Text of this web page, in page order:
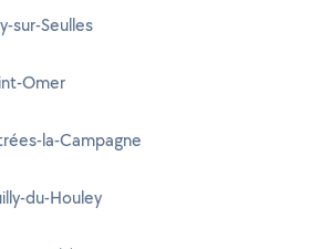
sur-Seulles
Omer
la-Campagne
du-Houley